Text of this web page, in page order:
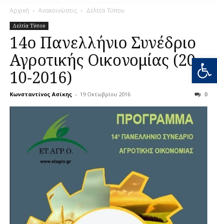
Αρχική Ανακοινώσεις Δελτία Τύπου
Δελτία Τύπου
14ο Πανελλήνιο Συνέδριο
Αγροτικής Οικονομίας (20-
10-2016)
Κωνσταντίνος Ασίκης - 19 Οκτωβρίου 2016 0